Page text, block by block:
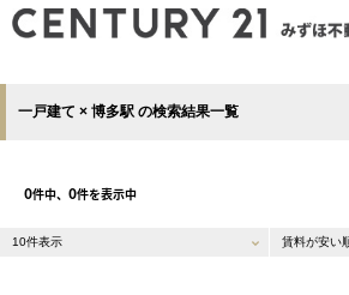
一戸建て × 博多駅 の検索結果一覧
0件中、 0件を表示中